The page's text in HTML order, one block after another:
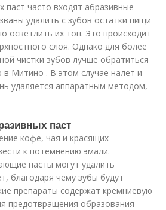
паст часто входят абразивные
удалить с зубов остатки пищи
осветлить их тон. Это происходит
слоя. Однако для более
чистки зубов лучше обратиться
Митино . В этом случае налет и
удаляется аппаратным методом,
паст
кофе, чая и красящих
к потемнению эмали.
пасты могут удалить
благодаря чему зубы будут
препараты содержат кремниевую
предотвращения образования